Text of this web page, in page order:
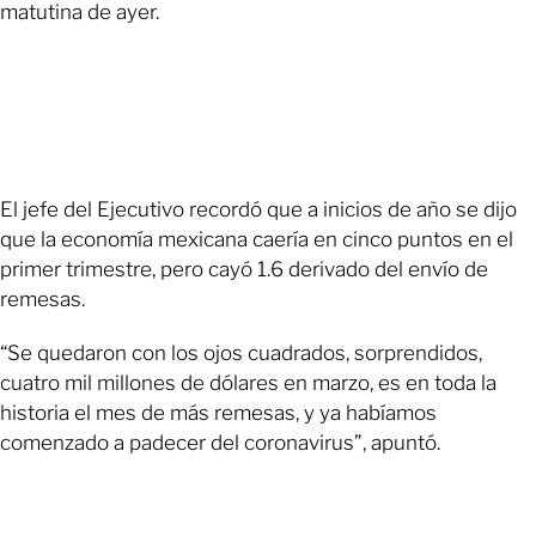
matutina de ayer.
El jefe del Ejecutivo recordó que a inicios de año se dijo
que la economía mexicana caería en cinco puntos en el
primer trimestre, pero cayó 1.6 derivado del envío de
remesas.
“Se quedaron con los ojos cuadrados, sorprendidos,
cuatro mil millones de dólares en marzo, es en toda la
historia el mes de más remesas, y ya habíamos
comenzado a padecer del coronavirus”, apuntó.